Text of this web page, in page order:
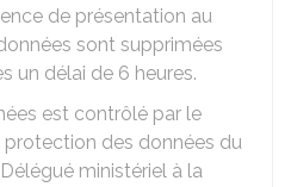
de présentation au
sont supprimées
un délai de 6 heures.
est contrôlé par le
protection des données du
ministériel à la